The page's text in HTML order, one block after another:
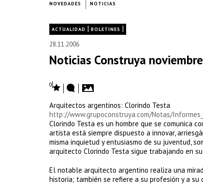
NOVEDADES NOTICIAS
ACTUALIDAD | BOLETINES |
28.11.2006
Noticias Construya
0
Arquitectos argentinos: Clorindo Testa
http://www.grupoconstruya.com/Notas/
Clorindo Testa es un hombre que se comunica
artista está siempre dispuesto a innovar,
misma inquietud y entusiasmo de su juventud,
arquitecto Clorindo Testa sigue trabajando en
El notable arquitecto argentino realiza una
historia; también se refiere a su profesión y a su